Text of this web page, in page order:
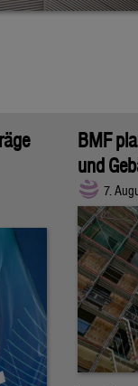
BMF
und
7.